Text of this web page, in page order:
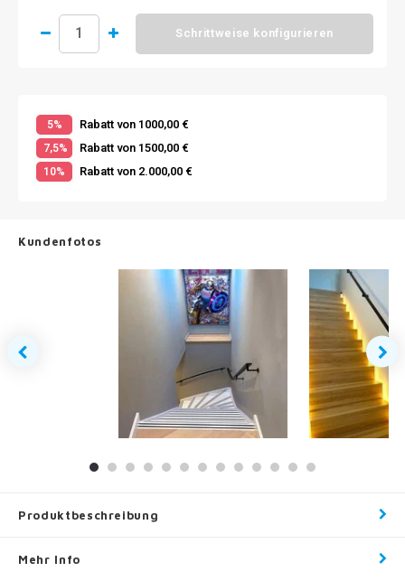
Schrittweise konfigurieren
5% Rabatt von 1000,00 €
7,5% Rabatt von 1500,00 €
10% Rabatt von 2.000,00 €
Kundenfotos
Produktbeschreibung
Mehr Info